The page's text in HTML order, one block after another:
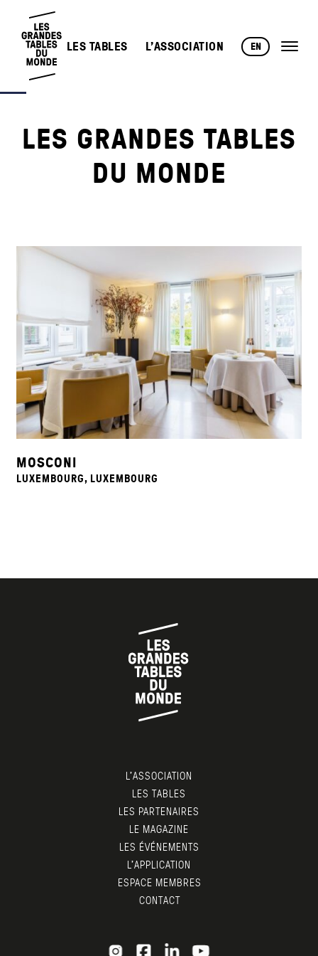
LES TABLES L’ASSOCIATION EN
LES GRANDES TABLES
DU MONDE
MOSCONI
LUXEMBOURG, LUXEMBOURG
L’ASSOCIATION
LES TABLES
LES PARTENAIRES
LE MAGAZINE
LES ÉVÉNEMENTS
L’APPLICATION
ESPACE MEMBRES
CONTACT